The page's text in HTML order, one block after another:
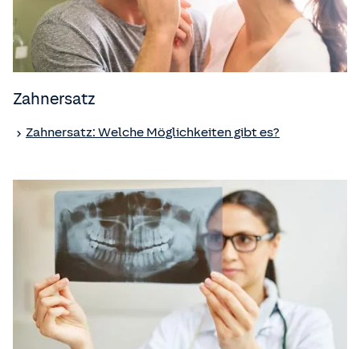
Zahnersatz
Zahnersatz: Welche Möglichkeiten gibt es?